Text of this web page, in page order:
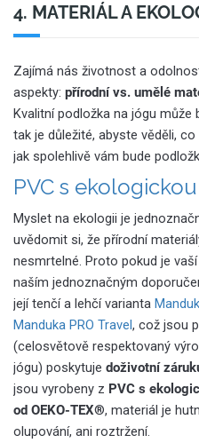
4. MATERIÁL A
Zajímá nás životnost a
aspekty: přírodní vs. umělé
Kvalitní podložka na jógu
tak je důležité, abyste věděli,
jak spolehlivě vám bude
PVC s
Myslet na ekologii je
uvědomit si, že přírodní
nesmrtelné. Proto pokud je
naším jednoznačným
její tenčí a lehčí varianta
Manduka PRO Travel, což jsou
(celosvětově respektovaný
jógu) poskytuje doživotní
jsou vyrobeny z PVC s
od OEKO-TEX®️, materiál je
olupování, ani roztržení.